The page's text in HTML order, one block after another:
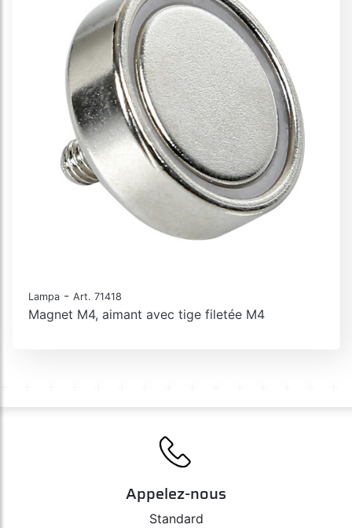
Lampa - Art. 71418
Magnet M4, aimant avec tige filetée M4
Appelez-nous
Standard